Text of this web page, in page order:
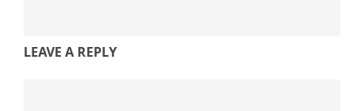
LEAVE A REPLY